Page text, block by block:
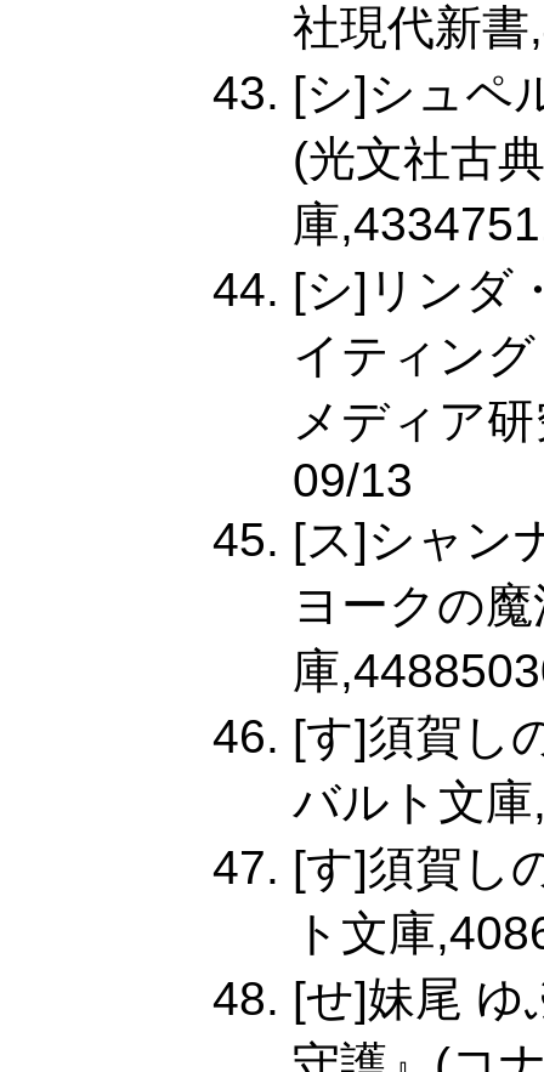
社現代新
[シ]シュペ
(光文社古
庫
[シ]リンダ
イティン
メディア
09/13
[ス]シャン
ヨークの
庫
[す]須賀し
バルト文
[す]須賀し
ト文庫
[せ]妹尾 ゆ